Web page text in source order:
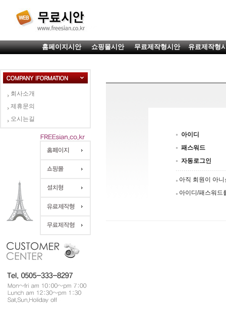
홈페이지시안 쇼핑몰시안 무료제작형시안 유료제작형
회사소개
제휴문의
오시는길
아이디
패스워드
자동로그인
아직 회원이 아
아이디/패스워